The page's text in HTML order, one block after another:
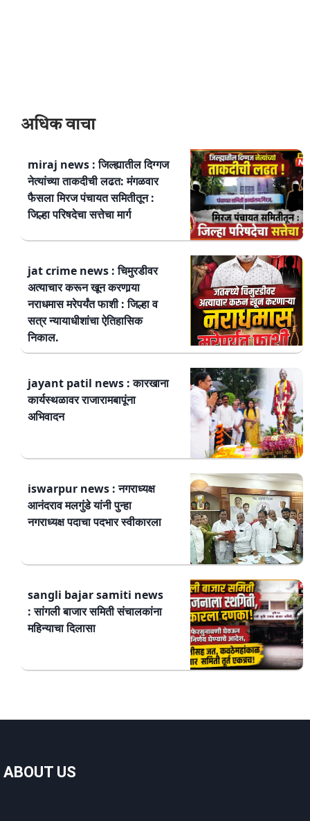
अधिक वाचा
miraj news : जिल्ह्यातील दिग्गज
नेत्यांच्या ताकदीची लढत: मंगळवार
फैसला मिरज पंचायत समितीतून :
जिल्हा परिषदेचा सत्तेचा मार्ग
jat crime news : चिमुरडीवर
अत्याचार करून खून करणार्‍या
नराधमास मरेपर्यंत फाशी : जिल्हा व
सत्र न्यायाधीशांचा ऐतिहासिक
निकाल.
jayant patil news : कारखाना
कार्यस्थळावर राजारामबापूंना
अभिवादन
iswarpur news : नगराध्यक्ष
आनंदराव मलगुंडे यांनी पुन्हा
नगराध्यक्ष पदाचा पदभार स्वीकारला
sangli bajar samiti news
: सांगली बाजार समिती संचालकांना
महिन्याचा दिलासा
ABOUT US